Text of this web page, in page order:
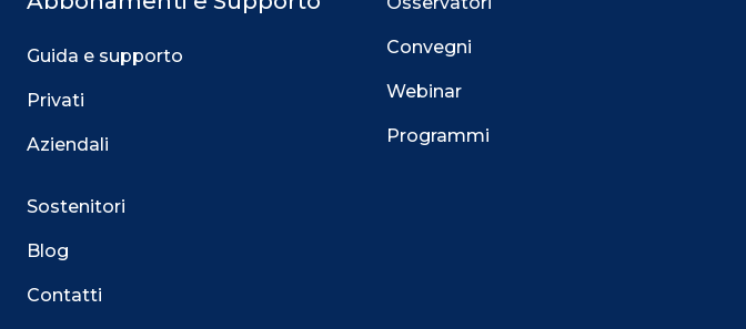
Guida e supporto
Privati
Aziendali
Sostenitori
Blog
Contatti
Convegni
Webinar
Programmi